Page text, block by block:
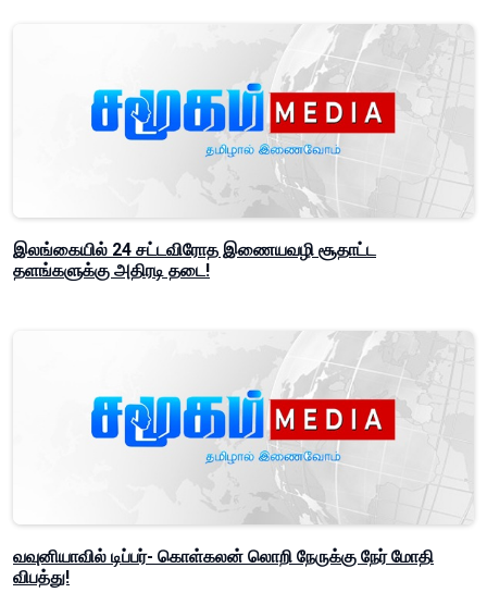
இலங்கையில் 24 சட்டவிரோத இணையவழி சூதாட்ட
தளங்களுக்கு அதிரடி தடை!
வவுனியாவில் டிப்பர்- கொள்கலன் லொறி நேருக்கு நேர் மோதி
விபத்து!